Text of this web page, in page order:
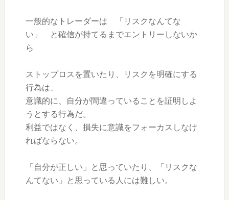
一般的なトレーダーは 「リスクなんてな
い」 と確信が持てるまでエントリーしないか
ら
ストップロスを置いたり、リスクを明確にする
行為は、
意識的に、自分が間違っていることを証明しよ
うとする行為だ。
利益ではなく、損失に意識をフォーカスしなけ
ればならない。
「自分が正しい」と思っていたり、「リスクな
んてない」と思っている人には難しい。